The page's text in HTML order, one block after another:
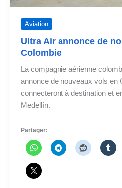
Aviation
Ultra Air annonce de
Colombie
La compagnie aérienne
annonce de nouveaux vols en
connecteront à destination et
Medellín.
Partager: